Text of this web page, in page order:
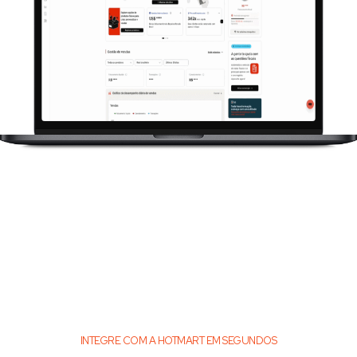
INTEGRE COM A HOTMART EM SEGUNDOS